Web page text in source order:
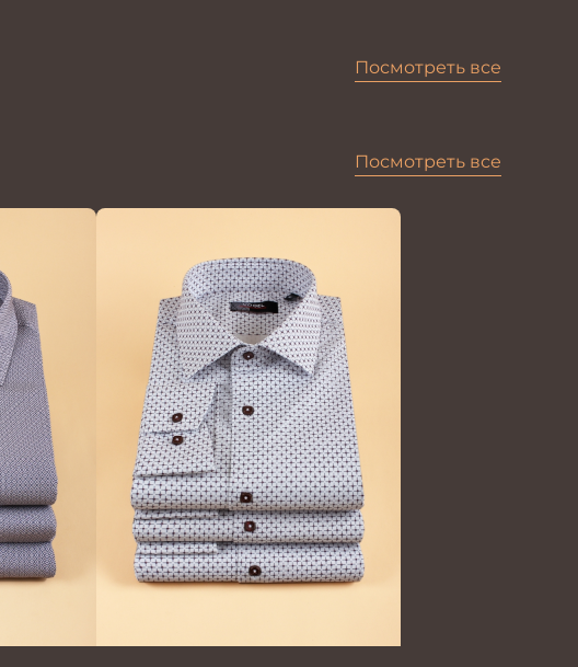
Посмотреть все
Посмотреть все